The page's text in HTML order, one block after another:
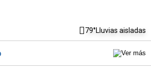
79°Lluvias aisladas